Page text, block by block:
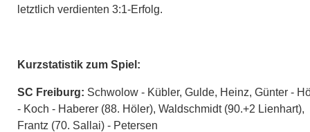
letztlich verdienten 3:1-Erfolg.
Kurzstatistik zum Spiel:
SC Freiburg: Schwolow - Kübler, Gulde, Heinz, Günter -
- Koch - Haberer (88. Höler), Waldschmidt (90.+2 Lienhart),
Frantz (70. Sallai) - Petersen